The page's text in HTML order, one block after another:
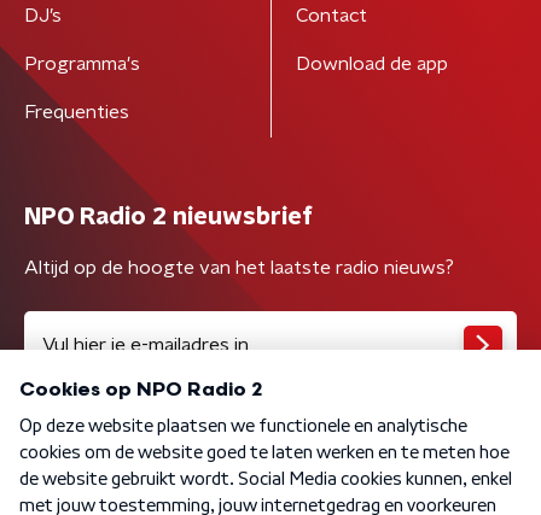
DJ’s
Programma's
Frequenties
Contact
Download de app
NPO Radio 2 nieuwsbrief
Altijd op de hoogte van het laatste radio nieuws?
Algemene voorwaarden